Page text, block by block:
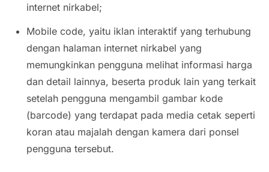
internet nirkabel;
Mobile code, yaitu iklan interaktif yang terhubung
dengan halaman internet nirkabel yang
memungkinkan pengguna melihat informasi harga
dan detail lainnya, beserta produk lain yang terkait
setelah pengguna mengambil gambar kode
(barcode) yang terdapat pada media cetak seperti
koran atau majalah dengan kamera dari ponsel
pengguna tersebut.